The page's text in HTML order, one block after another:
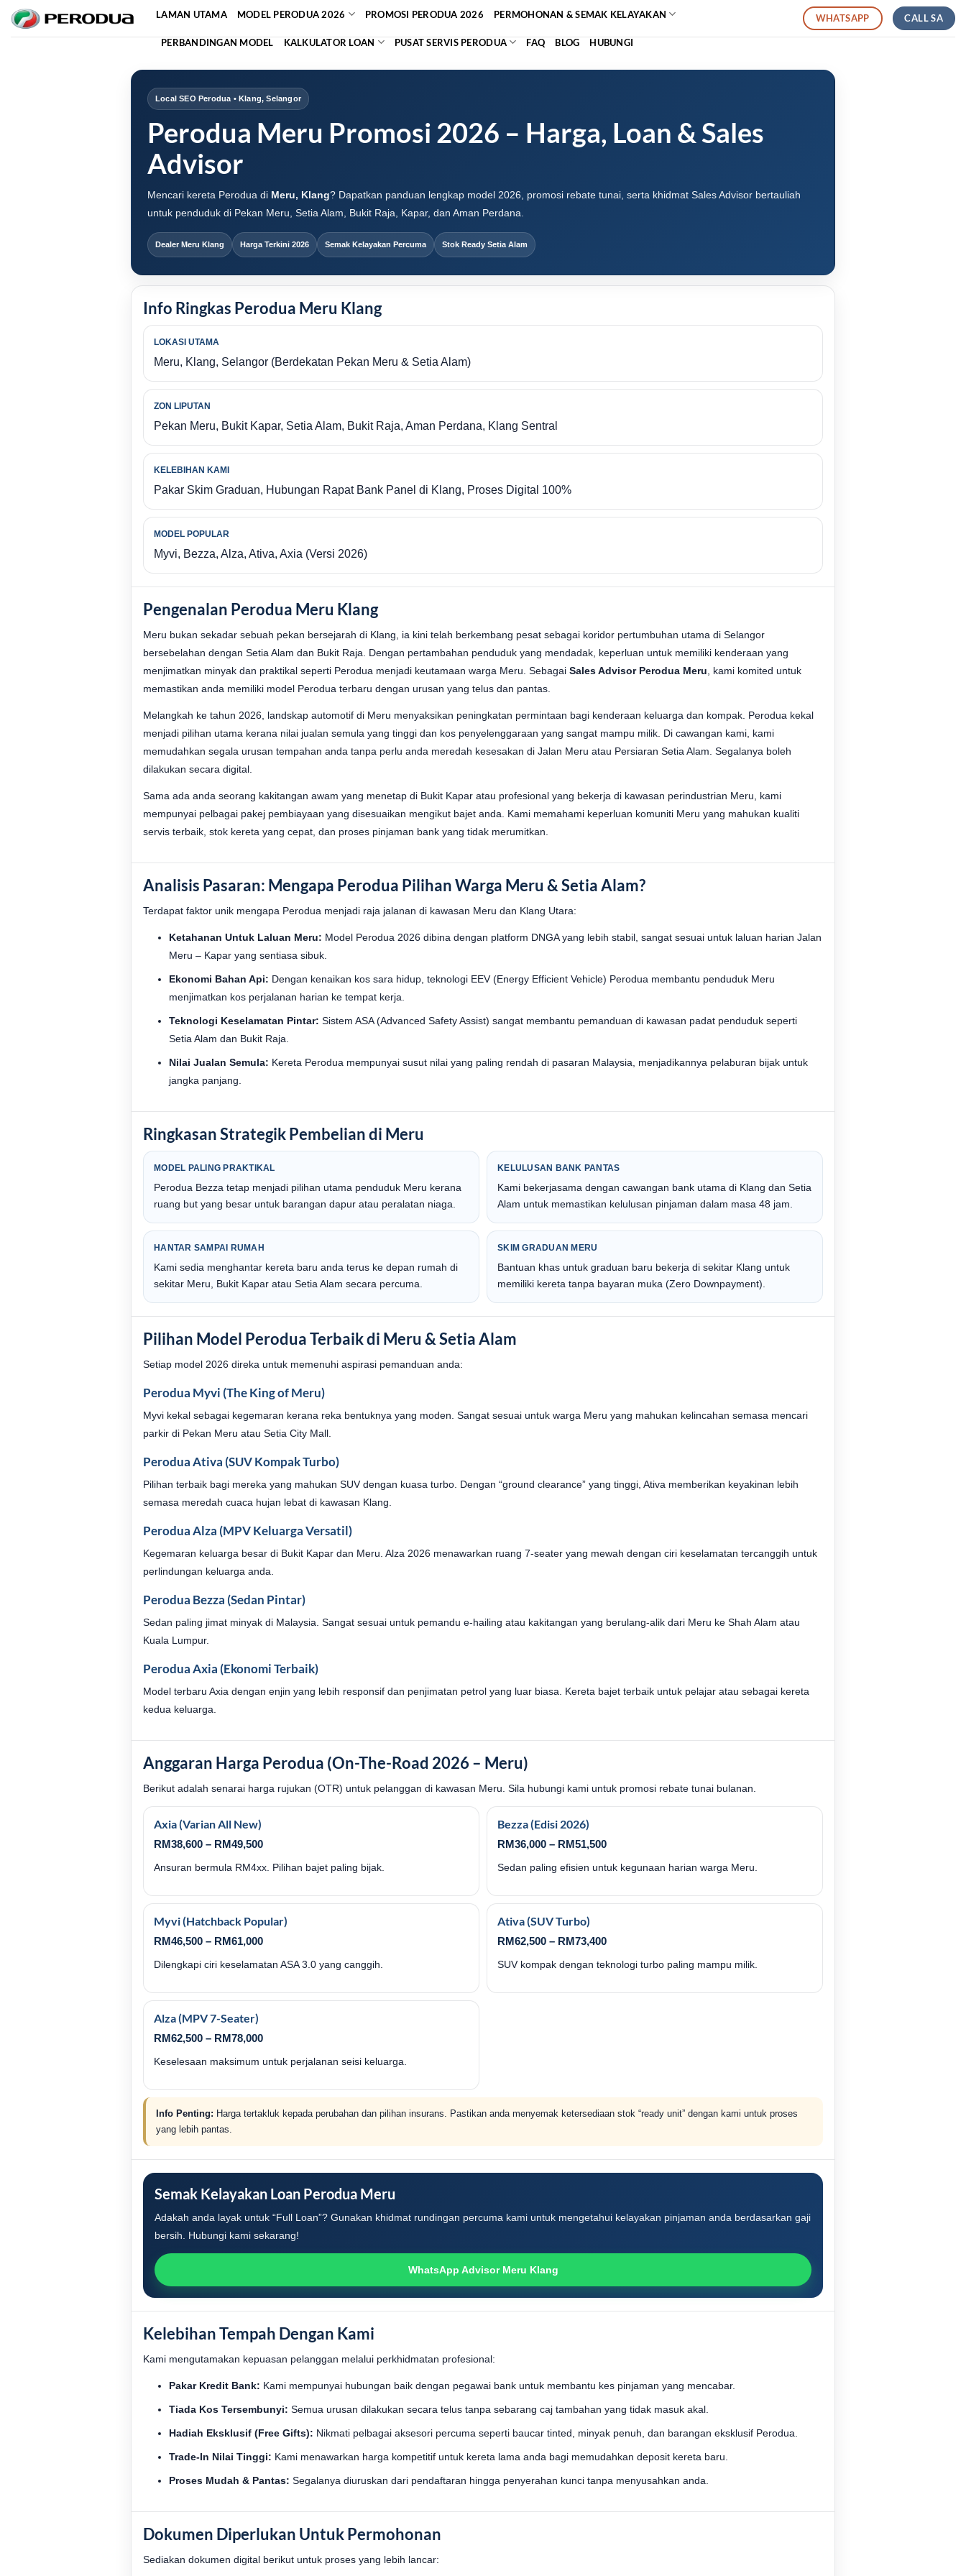
Skip
LAMAN UTAMA MODEL PERODUA 2026 PROMOSI PERODUA 2026 PERMOHONAN & SEMAK KELAYAKAN
PERBANDINGAN MODEL KALKULATOR LOAN PUSAT SERVIS PERODUA FAQ BLOG HUBUNGI
WHATSAPP CALL SA
Local SEO Perodua • Klang, Selangor
Perodua Meru Promosi 2026 – Harga, Loan & Sales
Advisor
Mencari kereta Perodua di Meru, Klang? Dapatkan panduan lengkap model 2026, promosi rebate tunai, serta khidmat Sales Advisor bertauliah
untuk penduduk di Pekan Meru, Setia Alam, Bukit Raja, Kapar, dan Aman Perdana.
Dealer Meru Klang Harga Terkini 2026 Semak Kelayakan Percuma Stok Ready Setia Alam
Info Ringkas Perodua Meru Klang
LOKASI UTAMA
Meru, Klang, Selangor (Berdekatan Pekan Meru & Setia Alam)
ZON LIPUTAN
Pekan Meru, Bukit Kapar, Setia Alam, Bukit Raja, Aman Perdana, Klang Sentral
KELEBIHAN KAMI
Pakar Skim Graduan, Hubungan Rapat Bank Panel di Klang, Proses Digital 100%
MODEL POPULAR
Myvi, Bezza, Alza, Ativa, Axia (Versi 2026)
Pengenalan Perodua Meru Klang
Meru bukan sekadar sebuah pekan bersejarah di Klang, ia kini telah berkembang pesat sebagai koridor pertumbuhan utama di Selangor
bersebelahan dengan Setia Alam dan Bukit Raja. Dengan pertambahan penduduk yang mendadak, keperluan untuk memiliki kenderaan yang
menjimatkan minyak dan praktikal seperti Perodua menjadi keutamaan warga Meru. Sebagai Sales Advisor Perodua Meru , kami komited untuk
memastikan anda memiliki model Perodua terbaru dengan urusan yang telus dan pantas.
Melangkah ke tahun 2026, landskap automotif di Meru menyaksikan peningkatan permintaan bagi kenderaan keluarga dan kompak. Perodua kekal
menjadi pilihan utama kerana nilai jualan semula yang tinggi dan kos penyelenggaraan yang sangat mampu milik. Di cawangan kami, kami
memudahkan segala urusan tempahan anda tanpa perlu anda meredah kesesakan di Jalan Meru atau Persiaran Setia Alam. Segalanya boleh
dilakukan secara digital.
Sama ada anda seorang kakitangan awam yang menetap di Bukit Kapar atau profesional yang bekerja di kawasan perindustrian Meru, kami
mempunyai pelbagai pakej pembiayaan yang disesuaikan mengikut bajet anda. Kami memahami keperluan komuniti Meru yang mahukan kualiti
servis terbaik, stok kereta yang cepat, dan proses pinjaman bank yang tidak merumitkan.
Analisis Pasaran: Mengapa Perodua Pilihan Warga Meru & Setia Alam?
Terdapat faktor unik mengapa Perodua menjadi raja jalanan di kawasan Meru dan Klang Utara:
Ketahanan Untuk Laluan Meru: Model Perodua 2026 dibina dengan platform DNGA yang lebih stabil, sangat sesuai untuk laluan harian Jalan
Meru – Kapar yang sentiasa sibuk.
Ekonomi Bahan Api: Dengan kenaikan kos sara hidup, teknologi EEV (Energy Efficient Vehicle) Perodua membantu penduduk Meru
menjimatkan kos perjalanan harian ke tempat kerja.
Teknologi Keselamatan Pintar: Sistem ASA (Advanced Safety Assist) sangat membantu pemanduan di kawasan padat penduduk seperti
Setia Alam dan Bukit Raja.
Nilai Jualan Semula: Kereta Perodua mempunyai susut nilai yang paling rendah di pasaran Malaysia, menjadikannya pelaburan bijak untuk
jangka panjang.
Ringkasan Strategik Pembelian di Meru
MODEL PALING PRAKTIKAL
Perodua Bezza tetap menjadi pilihan utama penduduk Meru kerana
ruang but yang besar untuk barangan dapur atau peralatan niaga.
KELULUSAN BANK PANTAS
Kami bekerjasama dengan cawangan bank utama di Klang dan Setia
Alam untuk memastikan kelulusan pinjaman dalam masa 48 jam.
HANTAR SAMPAI RUMAH
Kami sedia menghantar kereta baru anda terus ke depan rumah di
sekitar Meru, Bukit Kapar atau Setia Alam secara percuma.
SKIM GRADUAN MERU
Bantuan khas untuk graduan baru bekerja di sekitar Klang untuk
memiliki kereta tanpa bayaran muka (Zero Downpayment).
Pilihan Model Perodua Terbaik di Meru & Setia Alam
Setiap model 2026 direka untuk memenuhi aspirasi pemanduan anda:
Perodua Myvi (The King of Meru)
Myvi kekal sebagai kegemaran kerana reka bentuknya yang moden. Sangat sesuai untuk warga Meru yang mahukan kelincahan semasa mencari
parkir di Pekan Meru atau Setia City Mall.
Perodua Ativa (SUV Kompak Turbo)
Pilihan terbaik bagi mereka yang mahukan SUV dengan kuasa turbo. Dengan “ground clearance” yang tinggi, Ativa memberikan keyakinan lebih
semasa meredah cuaca hujan lebat di kawasan Klang.
Perodua Alza (MPV Keluarga Versatil)
Kegemaran keluarga besar di Bukit Kapar dan Meru. Alza 2026 menawarkan ruang 7-seater yang mewah dengan ciri keselamatan tercanggih untuk
perlindungan keluarga anda.
Perodua Bezza (Sedan Pintar)
Sedan paling jimat minyak di Malaysia. Sangat sesuai untuk pemandu e-hailing atau kakitangan yang berulang-alik dari Meru ke Shah Alam atau
Kuala Lumpur.
Perodua Axia (Ekonomi Terbaik)
Model terbaru Axia dengan enjin yang lebih responsif dan penjimatan petrol yang luar biasa. Kereta bajet terbaik untuk pelajar atau sebagai kereta
kedua keluarga.
Anggaran Harga Perodua (On-The-Road 2026 – Meru)
Berikut adalah senarai harga rujukan (OTR) untuk pelanggan di kawasan Meru. Sila hubungi kami untuk promosi rebate tunai bulanan.
Axia (Varian All New)
RM38,600 – RM49,500
Ansuran bermula RM4xx. Pilihan bajet paling bijak.
Bezza (Edisi 2026)
RM36,000 – RM51,500
Sedan paling efisien untuk kegunaan harian warga Meru.
Myvi (Hatchback Popular)
RM46,500 – RM61,000
Dilengkapi ciri keselamatan ASA 3.0 yang canggih.
Ativa (SUV Turbo)
RM62,500 – RM73,400
SUV kompak dengan teknologi turbo paling mampu milik.
Alza (MPV 7-Seater)
RM62,500 – RM78,000
Keselesaan maksimum untuk perjalanan seisi keluarga.
Info Penting: Harga tertakluk kepada perubahan dan pilihan insurans. Pastikan anda menyemak ketersediaan stok “ready unit” dengan kami untuk proses
yang lebih pantas.
Semak Kelayakan Loan Perodua Meru
Adakah anda layak untuk “Full Loan”? Gunakan khidmat rundingan percuma kami untuk mengetahui kelayakan pinjaman anda berdasarkan gaji
bersih. Hubungi kami sekarang!
WhatsApp Advisor Meru Klang
Kelebihan Tempah Dengan Kami
Kami mengutamakan kepuasan pelanggan melalui perkhidmatan profesional:
Pakar Kredit Bank: Kami mempunyai hubungan baik dengan pegawai bank untuk membantu kes pinjaman yang mencabar.
Tiada Kos Tersembunyi: Semua urusan dilakukan secara telus tanpa sebarang caj tambahan yang tidak masuk akal.
Hadiah Eksklusif (Free Gifts): Nikmati pelbagai aksesori percuma seperti baucar tinted, minyak penuh, dan barangan eksklusif Perodua.
Trade-In Nilai Tinggi: Kami menawarkan harga kompetitif untuk kereta lama anda bagi memudahkan deposit kereta baru.
Proses Mudah & Pantas: Segalanya diuruskan dari pendaftaran hingga penyerahan kunci tanpa menyusahkan anda.
Dokumen Diperlukan Untuk Permohonan
Sediakan dokumen digital berikut untuk proses yang lebih lancar: